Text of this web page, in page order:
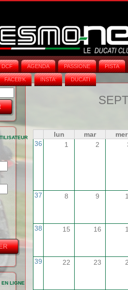
DCF AGENDA PASSIONE PISTA
FACEB'K INSTA‘ DUCATI
EN LIGNE
lun mar
mer
36
1 2
37 8 9
38 15 16
39 22 23